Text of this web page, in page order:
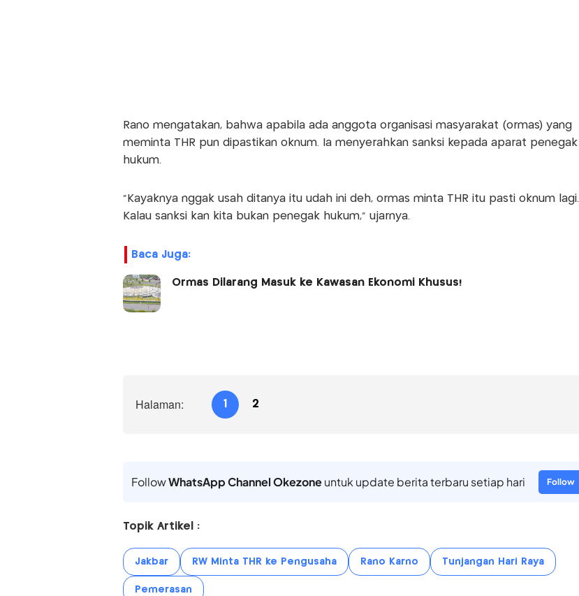
Rano mengatakan, bahwa apabila ada anggota organisasi masyarakat (ormas) yang
meminta THR pun dipastikan oknum. Ia menyerahkan sanksi kepada aparat penegak
hukum.
"Kayaknya nggak usah ditanya itu udah ini deh, ormas minta THR itu pasti oknum lagi.
Kalau sanksi kan kita bukan penegak hukum," ujarnya.
Baca Juga:
Ormas Dilarang Masuk ke Kawasan Ekonomi Khusus!
Halaman: 1 2
FollowWhatsApp Channel Okezoneuntuk update berita terbaru setiap hari Follow
Topik Artikel :
Jakbar RW Minta THR ke Pengusaha Rano Karno Tunjangan Hari Raya
Pemerasan